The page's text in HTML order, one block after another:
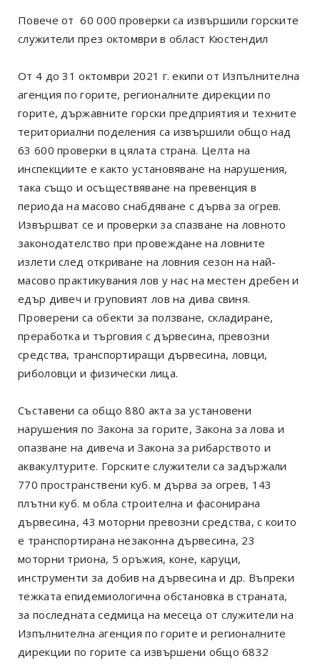
Повече от 60 000 проверки са извършили горските
служители през октомври в област Кюстендил
От 4 до 31 октомври 2021 г. екипи от Изпълнителна
агенция по горите, регионалните дирекции по
горите, държавните горски предприятия и техните
териториални поделения са извършили общо над
63 600 проверки в цялата страна. Целта на
инспекциите е както установяване на нарушения,
така също и осъществяване на превенция в
периода на масово снабдяване с дърва за огрев.
Извършват се и проверки за спазване на ловното
законодателство при провеждане на ловните
излети след откриване на ловния сезон на най-
масово практикувания лов у нас на местен дребен и
едър дивеч и груповият лов на дива свиня.
Проверени са обекти за ползване, складиране,
преработка и търговия с дървесина, превозни
средства, транспортиращи дървесина, ловци,
риболовци и физически лица.
Съставени са общо 880 акта за установени
нарушения по Закона за горите, Закона за лова и
опазване на дивеча и Закона за рибарството и
аквакултурите. Горските служители са задържали
770 пространствени куб. м дърва за огрев, 143
плътни куб. м обла строителна и фасонирана
дървесина, 43 моторни превозни средства, с които
е транспортирана незаконна дървесина, 23
моторни триона, 5 оръжия, коне, каруци,
инструменти за добив на дървесина и др. Въпреки
тежката епидемиологична обстановка в страната,
за последната седмица на месеца от служители на
Изпълнителна агенция по горите и регионалните
дирекции по горите са извършени общо 6832